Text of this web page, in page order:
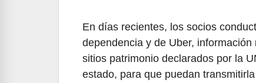
En días recientes, los socios
dependencia y de Uber,
sitios patrimonio declarados por la
estado, para que puedan